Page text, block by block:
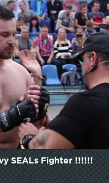
SEALs Fighter !!!!!!